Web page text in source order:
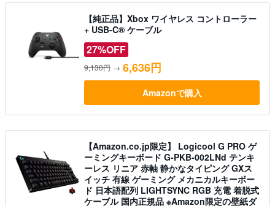
【純正品】Xbox ワイヤレス コントローラー
+ USB-C® ケーブル
27%OFF
9,130円 → 6,636円
Amazonで購入
【Amazon.co.jp限定】 Logicool G PRO ゲ
ーミングキーボード G-PKB-002LNd テンキ
ーレス リニア 赤軸 静かなタイピング GXス
イッチ 有線 ゲーミング メカニカルキーボー
ド 日本語配列 LIGHTSYNC RGB 充電 着脱式
ケーブル 国内正規品 ※Amazon限定の壁紙ダ